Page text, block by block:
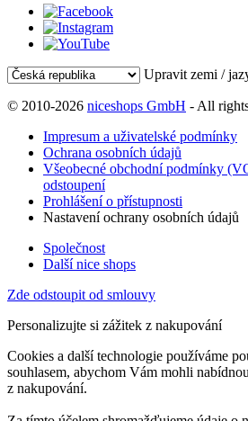
Upravit zemi /
© 2010-2026 niceshops GmbH - All
Impresum a uživatelské podmínky
Ochrana osobních údajů
Všeobecné obchodní podmínky
odstoupení
Prohlášení o přístupnosti
Nastavení ochrany osobních údajů
Společnost
Další nice shops
Zde odstoupit od smlouvy
Personalizujte si zážitek z nakupování
Cookies a další technologie používáme
souhlasem, abychom Vám mohli
z nakupování.